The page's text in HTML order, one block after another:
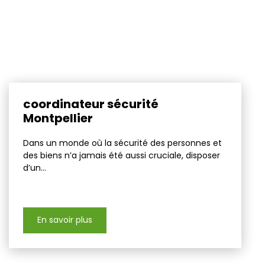
coordinateur sécurité
Montpellier
Dans un monde où la sécurité des personnes et
des biens n’a jamais été aussi cruciale, disposer
d’un...
En savoir plus